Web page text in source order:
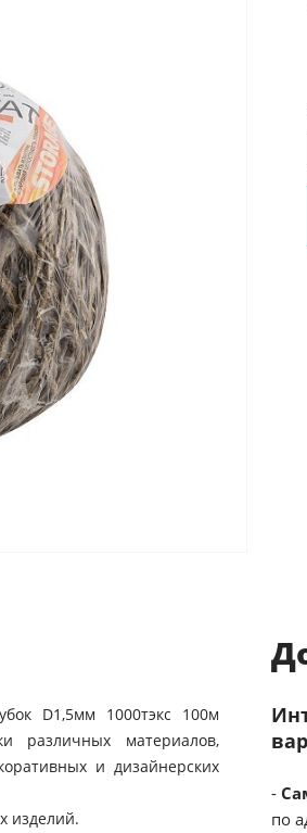
D1,5мм 1000тэкс 100м
различных материалов,
и дизайнерских
изделий.
-
по